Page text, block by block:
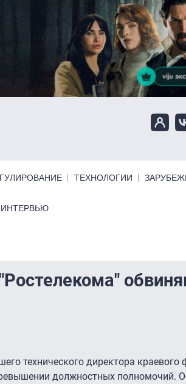
ТЕХНОЛОГИИ
ИНТЕРВЬЮ
технического директора краевого
должностных полномочий.